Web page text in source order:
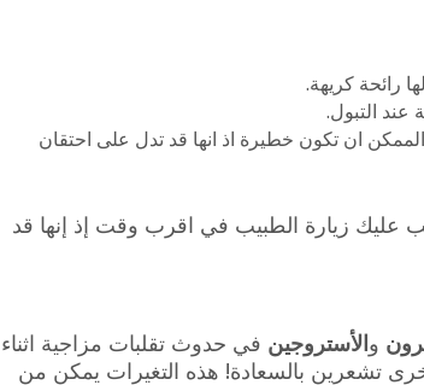
رائحة كريهة.
عند التبول.
الممكن ان تكون خطيرة اذ انها قد تدل على احتقان
عليك زيارة الطبيب في اقرب وقت إذ إنها قد
و الأستروجين في حدوث تقلبات مزاجية اثناء
تشعرين بالسعادة! هذه التغيرات يمكن من